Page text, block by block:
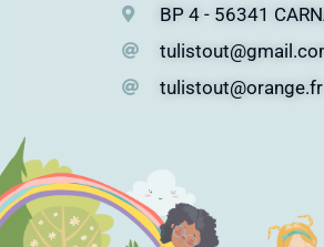
BP 4 - 56341
tulistout@orange.fr